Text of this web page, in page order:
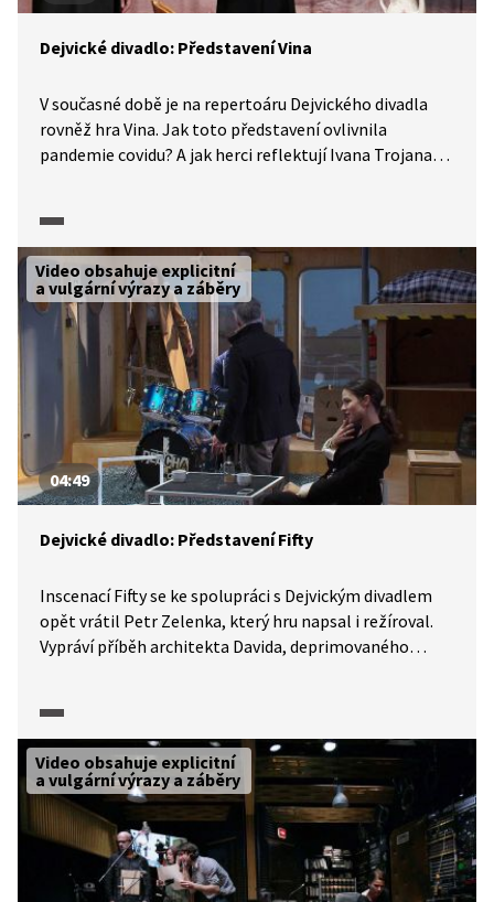
Dejvické divadlo: Představení Vina
V současné době je na repertoáru Dejvického divadla
rovněž hra Vina. Jak toto představení ovlivnila
pandemie covidu? A jak herci reflektují Ivana Trojana
Video obsahuje explicitní
a vulgární výrazy a záběry
04:49
Dejvické divadlo: Představení Fifty
Inscenací Fifty se ke spolupráci s Dejvickým divadlem
opět vrátil Petr Zelenka, který hru napsal i režíroval.
Vypráví příběh architekta Davida, deprimovaného
způsoby. Ve videu se podíváme na ukázky z představení
i komentáře herců.
Video obsahuje explicitní
a vulgární výrazy a záběry